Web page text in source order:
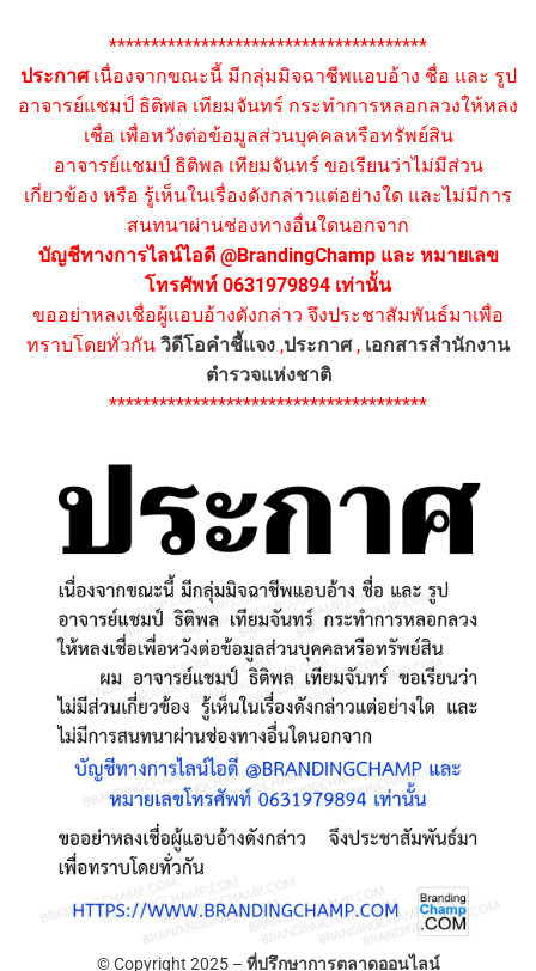
**************************************
ประกาศเนื่องจากขณะนี้ มีกลุ่มมิจฉาชีพแอบอ้าง ชื่อ และ รูป
อาจารย์แชมป์ ธิติพล เทียมจันทร์ กระทำการหลอกลวงให้หลง
เชื่อ เพื่อหวังต่อข้อมูลส่วนบุคคลหรือทรัพย์สิน
อาจารย์แชมป์ ธิติพล เทียมจันทร์ ขอเรียนว่าไม่มีส่วน
เกี่ยวข้อง หรือ รู้เห็นในเรื่องดังกล่าวแต่อย่างใด และไม่มีการ
สนทนาผ่านช่องทางอื่นใดนอกจาก
บัญชีทางการไลน์ไอดี @BrandingChamp และ หมายเลข
โทรศัพท์ 0631979894 เท่านั้น
ขออย่าหลงเชื่อผู้แอบอ้างดังกล่าว จึงประชาสัมพันธ์มาเพื่อ
ทราบโดยทั่วกัน วิดีโอคำชี้แจง ,ประกาศ, เอกสารสำนักงาน
ตำรวจแห่งชาติ
**************************************
© Copyright 2025 – ที่ปรึกษาการตลาดออนไลน์